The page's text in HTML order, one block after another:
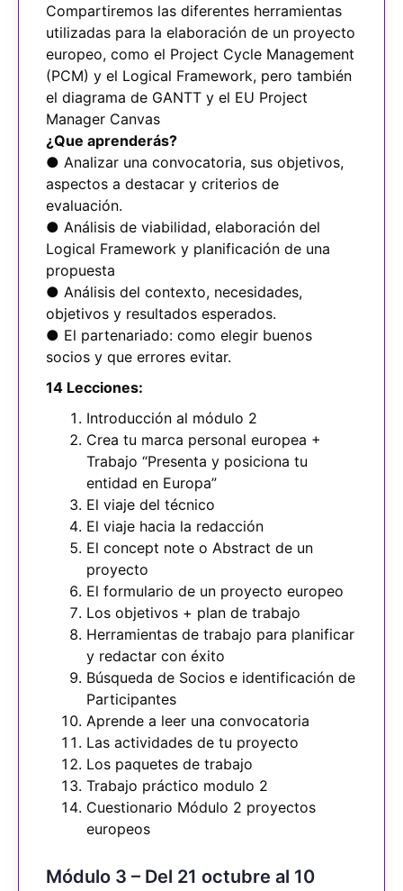
Compartiremos las diferentes herramientas
utilizadas para la elaboración de un proyecto
europeo, como el Project Cycle Management
(PCM) y el Logical Framework, pero también
el diagrama de GANTT y el EU Project
Manager Canvas
¿Que aprenderás?
● Analizar una convocatoria, sus objetivos,
aspectos a destacar y criterios de
evaluación.
● Análisis de viabilidad, elaboración del
Logical Framework y planificación de una
propuesta
● Análisis del contexto, necesidades,
objetivos y resultados esperados.
● El partenariado: como elegir buenos
socios y que errores evitar.
14 Lecciones:
Introducción al módulo 2
Crea tu marca personal europea +
Trabajo “Presenta y posiciona tu
entidad en Europa”
El viaje del técnico
El viaje hacia la redacción
El concept note o Abstract de un
proyecto
El formulario de un proyecto europeo
Los objetivos + plan de trabajo
Herramientas de trabajo para planificar
y redactar con éxito
Búsqueda de Socios e identificación de
Participantes
Aprende a leer una convocatoria
Las actividades de tu proyecto
Los paquetes de trabajo
Trabajo práctico modulo 2
Cuestionario Módulo 2 proyectos
europeos
Módulo 3 – Del 21 octubre al 10